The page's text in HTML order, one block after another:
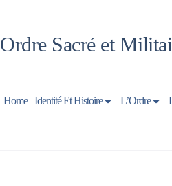
Ordre Sacré et
Home Identité Et Histoire L’Ordre